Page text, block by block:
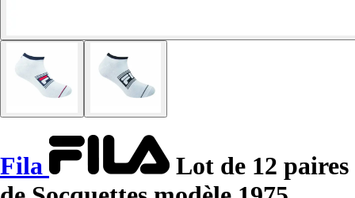
Fila
Lot de 12 paires